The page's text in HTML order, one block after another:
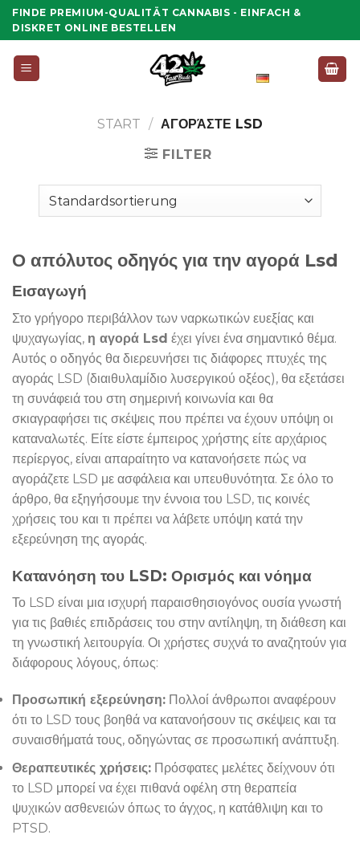
Zum
Inhalt
FINDE PREMIUM-QUALITÄT CANNABIS - EINFACH &
DISKRET ONLINE BESTELLEN
START / ΑΓΟΡΆΣΤΕ LSD
FILTER
Ο απόλυτος οδηγός για την αγορά Lsd
Εισαγωγή
Στο γρήγορο περιβάλλον των ναρκωτικών ευεξίας και
ψυχαγωγίας, η αγορά Lsd έχει γίνει ένα σημαντικό θέμα.
Αυτός ο οδηγός θα διερευνήσει τις διάφορες πτυχές της
αγοράς LSD (διαιθυλαμίδιο λυσεργικού οξέος), θα εξετάσει
τη συνάφειά του στη σημερινή κοινωνία και θα
σκιαγραφήσει τις σκέψεις που πρέπει να έχουν υπόψη οι
καταναλωτές. Είτε είστε έμπειρος χρήστης είτε αρχάριος
περίεργος, είναι απαραίτητο να κατανοήσετε πώς να
αγοράζετε LSD με ασφάλεια και υπευθυνότητα. Σε όλο το
άρθρο, θα εξηγήσουμε την έννοια του LSD, τις κοινές
χρήσεις του και τι πρέπει να λάβετε υπόψη κατά την
εξερεύνηση της αγοράς.
Κατανόηση του LSD: Ορισμός και νόημα
Το LSD είναι μια ισχυρή παραισθησιογόνος ουσία γνωστή
για τις βαθιές επιδράσεις του στην αντίληψη, τη διάθεση και
τη γνωστική λειτουργία. Οι χρήστες συχνά το αναζητούν για
διάφορους λόγους, όπως:
Προσωπική εξερεύνηση: Πολλοί άνθρωποι αναφέρουν
ότι το LSD τους βοηθά να κατανοήσουν τις σκέψεις και τα
συναισθήματά τους, οδηγώντας σε προσωπική ανάπτυξη.
Θεραπευτικές χρήσεις: Πρόσφατες μελέτες δείχνουν ότι
το LSD μπορεί να έχει πιθανά οφέλη στη θεραπεία
ψυχικών ασθενειών όπως το άγχος, η κατάθλιψη και το
PTSD.